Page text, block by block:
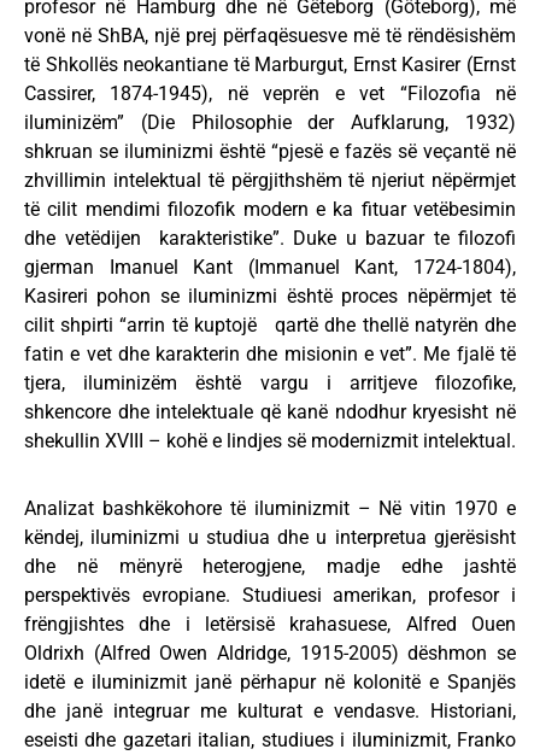
profesor në Hamburg dhe në Gëteborg (Göteborg), më
vonë në ShBA, një prej përfaqësuesve më të rëndësishëm
të Shkollës neokantiane të Marburgut, Ernst Kasirer (Ernst
Cassirer, 1874-1945), në veprën e vet “Filozofia në
iluminizëm” (Die Philosophie der Aufklarung, 1932)
shkruan se iluminizmi është “pjesë e fazës së veçantë në
zhvillimin intelektual të përgjithshëm të njeriut nëpërmjet
të cilit mendimi filozofik modern e ka fituar vetëbesimin
dhe vetëdijen karakteristike”. Duke u bazuar te filozofi
gjerman Imanuel Kant (Immanuel Kant, 1724-1804),
Kasireri pohon se iluminizmi është proces nëpërmjet të
cilit shpirti “arrin të kuptojë qartë dhe thellë natyrën dhe
fatin e vet dhe karakterin dhe misionin e vet”. Me fjalë të
tjera, iluminizëm është vargu i arritjeve filozofike,
shkencore dhe intelektuale që kanë ndodhur kryesisht në
shekullin XVIII – kohë e lindjes së modernizmit intelektual.
Analizat bashkëkohore të iluminizmit – Në vitin 1970 e
këndej, iluminizmi u studiua dhe u interpretua gjerësisht
dhe në mënyrë heterogjene, madje edhe jashtë
perspektivës evropiane. Studiuesi amerikan, profesor i
frëngjishtes dhe i letërsisë krahasuese, Alfred Ouen
Oldrixh (Alfred Owen Aldridge, 1915-2005) dëshmon se
idetë e iluminizmit janë përhapur në kolonitë e Spanjës
dhe janë integruar me kulturat e vendasve. Historiani,
eseisti dhe gazetari italian, studiues i iluminizmit, Franko